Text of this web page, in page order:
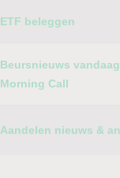
ETF beleggen
Beursnieuws
Morning Call
Aandelen nieuws &